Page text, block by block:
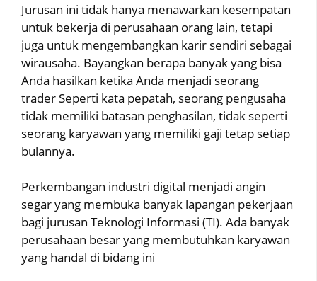
Jurusan ini tidak hanya menawarkan kesempatan
untuk bekerja di perusahaan orang lain, tetapi
juga untuk mengembangkan karir sendiri sebagai
wirausaha. Bayangkan berapa banyak yang bisa
Anda hasilkan ketika Anda menjadi seorang
trader Seperti kata pepatah, seorang pengusaha
tidak memiliki batasan penghasilan, tidak seperti
seorang karyawan yang memiliki gaji tetap setiap
bulannya.
Perkembangan industri digital menjadi angin
segar yang membuka banyak lapangan pekerjaan
bagi jurusan Teknologi Informasi (TI). Ada banyak
perusahaan besar yang membutuhkan karyawan
yang handal di bidang ini